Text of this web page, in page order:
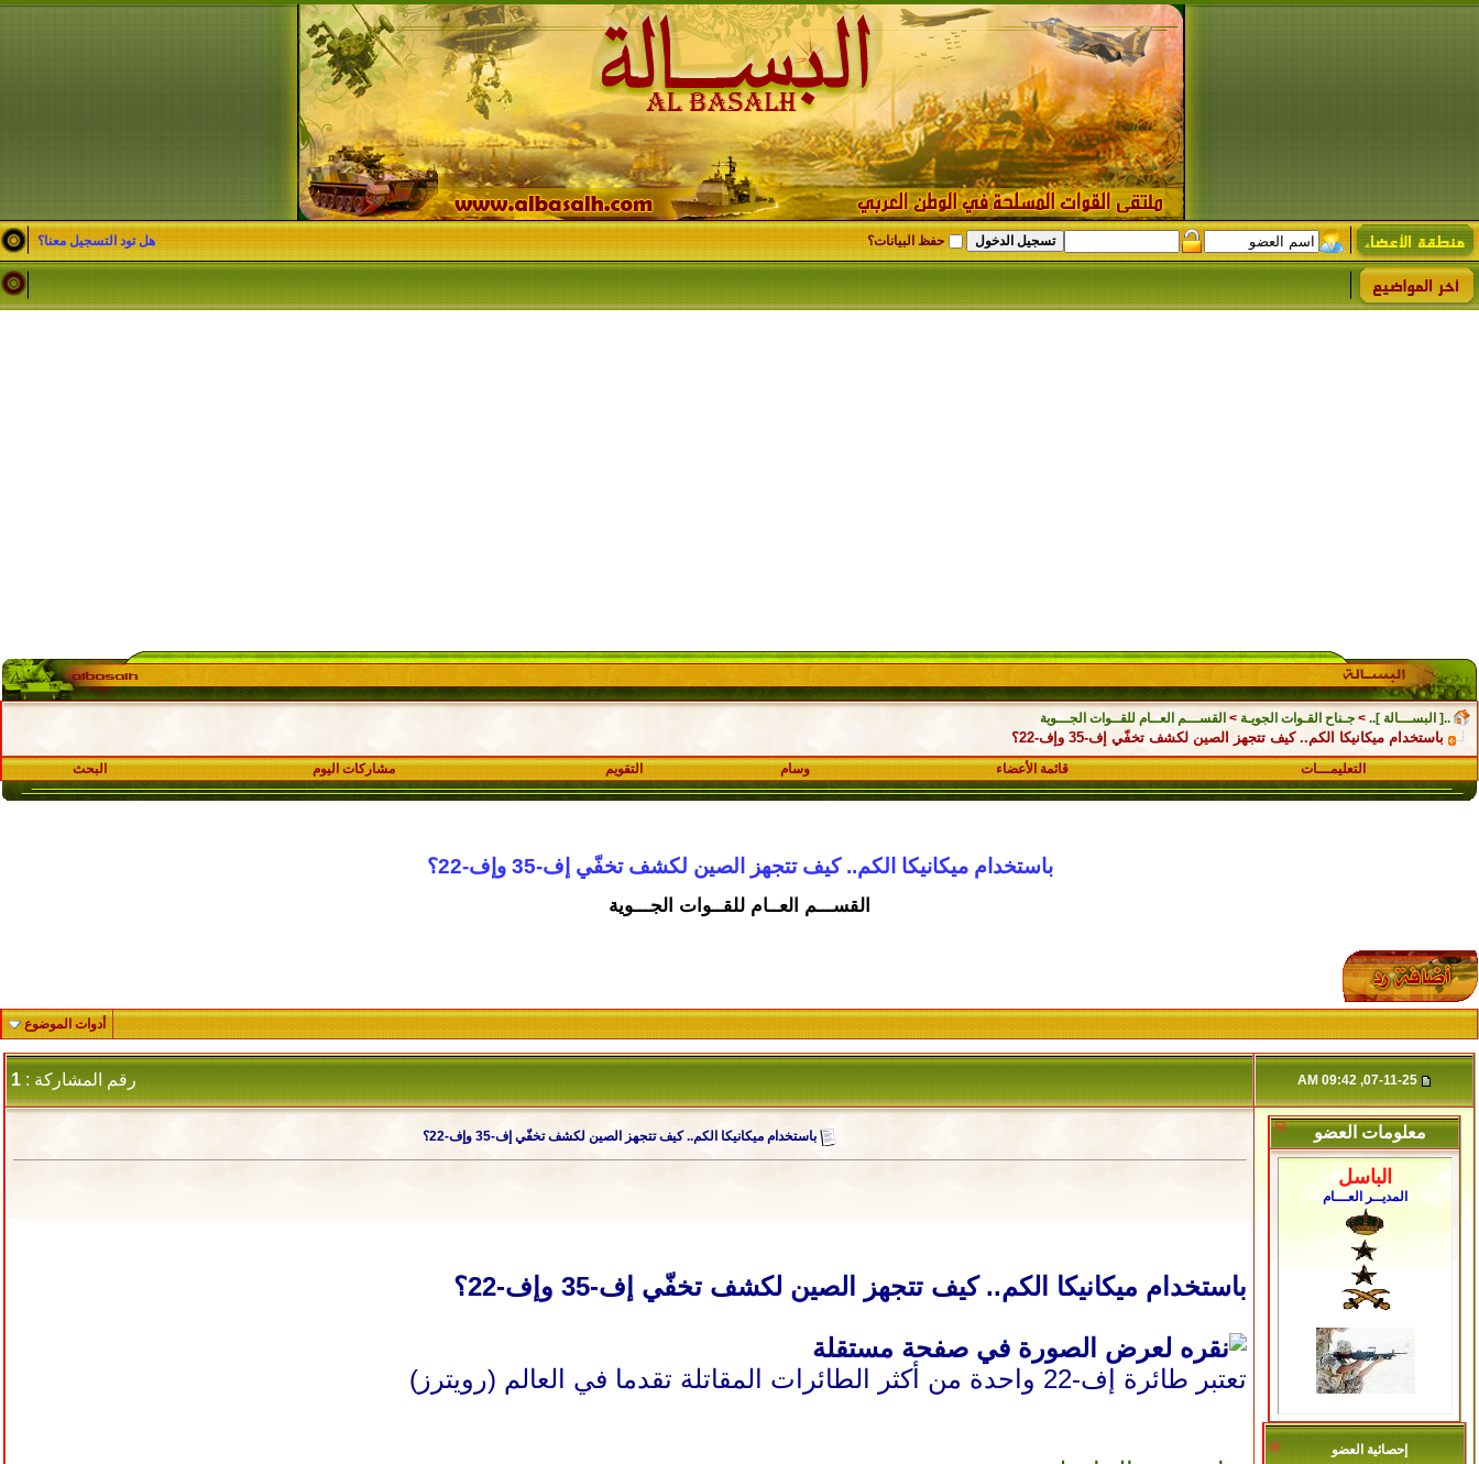
حفظ البيانات؟ هل تود التسجيل معنا؟
..[ البســـالة ].. > جـناح القـوات الجويـة > القســـم العــام للقــوات الجـــوية
باستخدام ميكانيكا الكم.. كيف تتجهز الصين لكشف تخفّي إف-35 وإف-22؟
التعليمـــات قائمة الأعضاء وسام التقويم مشاركات اليوم البحث
باستخدام ميكانيكا الكم.. كيف تتجهز الصين لكشف تخفّي إف-35 وإف-22؟
القســـم العــام للقــوات الجـــوية
أدوات الموضوع
07-11-25, 09:42 AM رقم المشاركة : 1
معلومات العضو
الباسل
المديــر العـــام
إحصائية العضو
باستخدام ميكانيكا الكم.. كيف تتجهز الصين لكشف تخفّي إف-35 وإف-22؟
باستخدام ميكانيكا الكم.. كيف تتجهز الصين لكشف تخفّي إف-35 وإف-22؟
تعتبر طائرة إف-22 واحدة من أكثر الطائرات المقاتلة تقدما في العالم (رويترز)